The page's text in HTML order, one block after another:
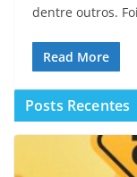
dentre outros.
Read More
Posts Recentes